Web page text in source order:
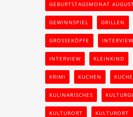
GEBURTSTAGSMONAT
GEWINNSPIEL GRILLEN
GROSSEKÖPFE INTERVIEW
INTERVIEW KLEINKIND
KRIMI KUCHEN
KULINARISCHES
KULTURORT KULTURORT